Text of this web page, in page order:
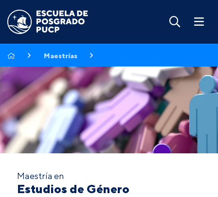
Maestrías
Maestría en
Estudios de Género